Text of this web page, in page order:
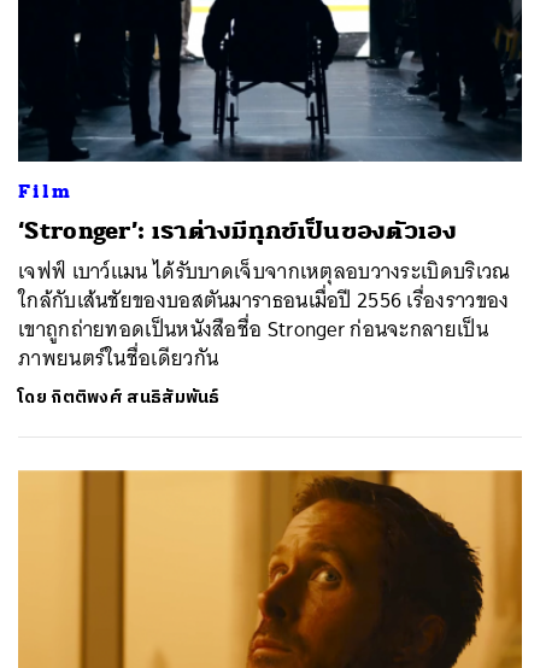
Film
​‘Stronger’: เราต่างมีทุกข์เป็นของตัวเอง
เจฟฟ์ เบาว์แมน ได้รับบาดเจ็บจากเหตุลอบวางระเบิดบริเวณ
ใกล้กับเส้นชัยของบอสตันมาราธอนเมื่อปี 2556 เรื่องราวของ
เขาถูกถ่ายทอดเป็นหนังสือชื่อ Stronger ก่อนจะกลายเป็น
ภาพยนตร์ในชื่อเดียวกัน
โดย กิตติพงศ์ สนธิสัมพันธ์